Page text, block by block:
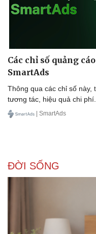
Văn học
Các chỉ số quảng
SmartAds
Thông qua các chỉ số này,
tương tác, hiệu quả chi phí.
| SmartAds
ĐỜI SỐNG